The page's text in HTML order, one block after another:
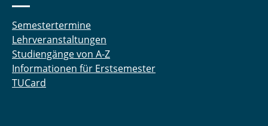
Semestertermine
Lehrveranstaltungen
Studiengänge von A-Z
Informationen für Erstsemester
TUCard